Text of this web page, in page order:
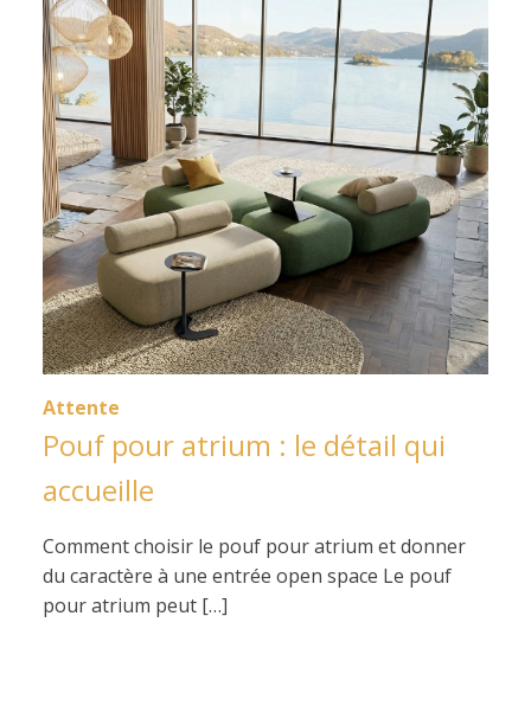
Attente
Pouf pour atrium : le détail qui
accueille
Comment choisir le pouf pour atrium et donner
du caractère à une entrée open space Le pouf
pour atrium peut […]